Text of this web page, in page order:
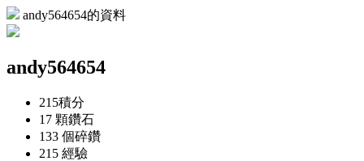
andy564654的資料
andy564654
215積分
17 顆鑽石
133 個碎鑽
215 經驗